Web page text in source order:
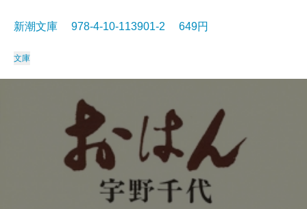
新潮文庫 978-4-10-113901-2 649円
文庫